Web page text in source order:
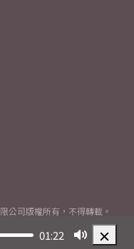
01:22
公司版權所有，不得轉載。
Limited. All rights reserved.